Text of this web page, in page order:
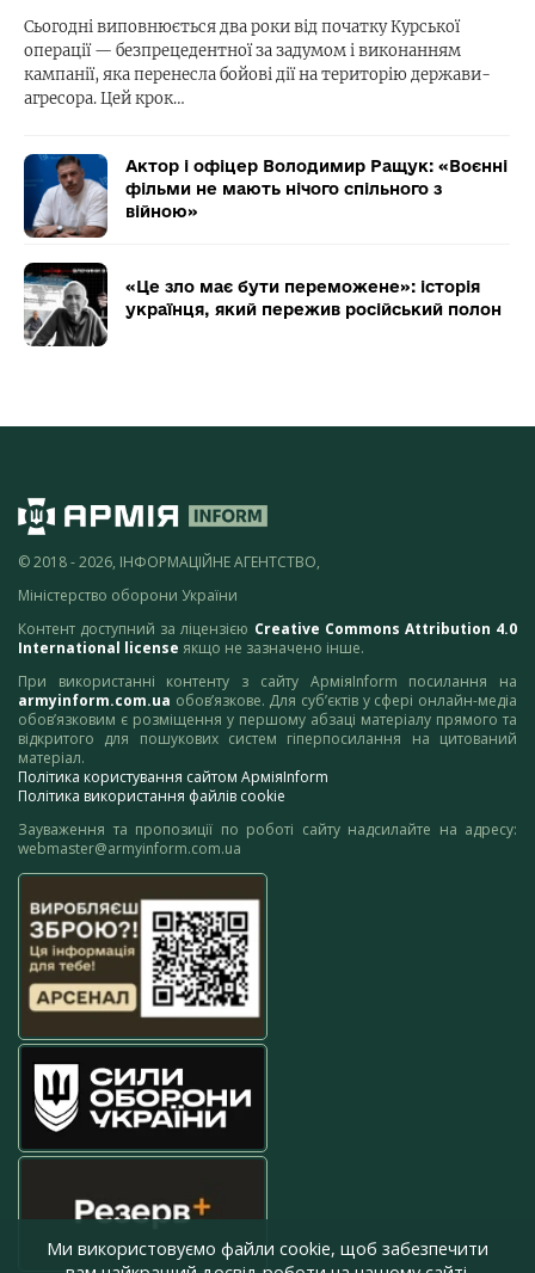
Сьогодні виповнюється два роки від початку Курської
операції — безпрецедентної за задумом і виконанням
кампанії, яка перенесла бойові дії на територію держави-
агресора. Цей крок…
Актор і офіцер Володимир Ращук: «Воєнні
фільми не мають нічого спільного з
війною»
«Це зло має бути переможене»: історія
українця, який пережив російський полон
© 2018 - 2026, ІНФОРМАЦІЙНЕ АГЕНТСТВО,
Міністерство оборони України
Контент доступний за ліцензією Creative Commons Attribution 4.0
International license якщо не зазначено інше.
При використанні контенту з сайту АрміяInform посилання на
armyinform.com.ua обов’язкове. Для суб’єктів у сфері онлайн-медіа
обов’язковим є розміщення у першому абзаці матеріалу прямого та
відкритого для пошукових систем гіперпосилання на цитований
матеріал.
Політика користування сайтом АрміяInform
Політика використання файлів cookie
Зауваження та пропозиції по роботі сайту надсилайте на адресу:
webmaster@armyinform.com.ua
Ми використовуємо файли cookie, щоб забезпечити